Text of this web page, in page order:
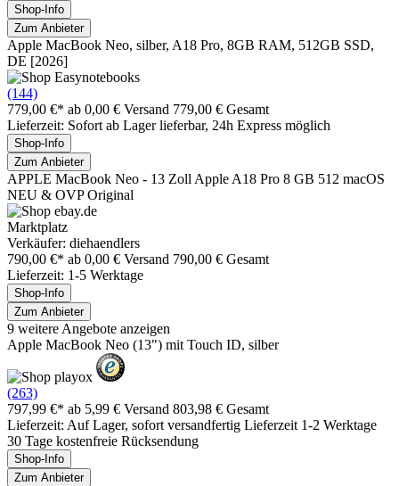
Shop-Info
Zum Anbieter
Apple MacBook Neo, silber, A18 Pro, 8GB RAM, 512GB SSD,
DE [2026]
(144)
779,00 €* ab 0,00 € Versand 779,00 € Gesamt
Lieferzeit: Sofort ab Lager lieferbar, 24h Express möglich
Shop-Info
Zum Anbieter
APPLE MacBook Neo - 13 Zoll Apple A18 Pro 8 GB 512 macOS
NEU & OVP Original
Marktplatz
Verkäufer: diehaendlers
790,00 €* ab 0,00 € Versand 790,00 € Gesamt
Lieferzeit: 1-5 Werktage
Shop-Info
Zum Anbieter
9 weitere Angebote anzeigen
Apple MacBook Neo (13") mit Touch ID, silber
(263)
797,99 €* ab 5,99 € Versand 803,98 € Gesamt
Lieferzeit: Auf Lager, sofort versandfertig Lieferzeit 1-2 Werktage
30 Tage kostenfreie Rücksendung
Shop-Info
Zum Anbieter